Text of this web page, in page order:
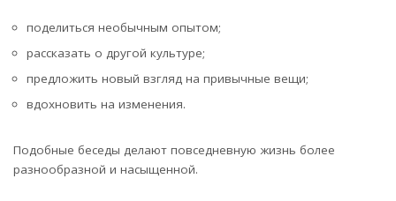
поделиться необычным опытом;
рассказать о другой культуре;
предложить новый взгляд на привычные вещи;
вдохновить на изменения.
Подобные беседы делают повседневную жизнь более
разнообразной и насыщенной.